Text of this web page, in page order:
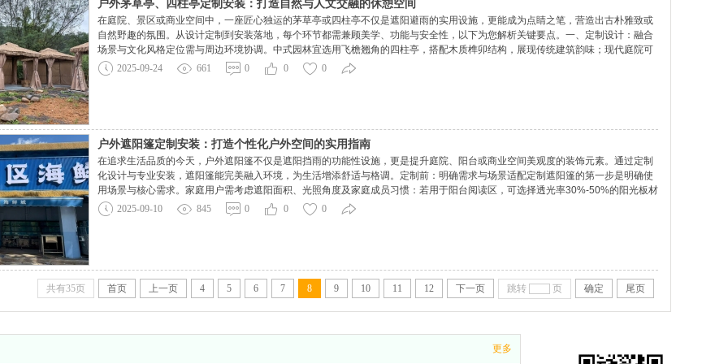
户外茅草亭、四柱亭定制安装：打造自然与人文交融的休憩空间
在庭院、景区或商业空间中，一座匠心独运的茅草亭或四柱亭不仅是遮阳避雨的实用设施，更能成为点睛之笔，营造出古朴雅致或
自然野趣的氛围。从设计定制到安装落地，每个环节都需兼顾美学、功能与安全性，以下为您解析关键要点。一、定制设计：融合
场景与文化风格定位需与周边环境协调。中式园林宜选用飞檐翘角的四柱亭，搭配木质榫卯结构，展现传统建筑韵味；现代庭院可
选择简约几何造型的茅草亭，以钢结构为骨架，搭配天然茅草或仿生材料，营造自然与工业风的碰撞。尺寸规划要依据使用场景：
庭院休闲亭直径建议3-4米，确保6-8人舒适围坐；
2025-09-24 661 0 0 0
户外遮阳篷定制安装：打造个性化户外空间的实用指南
在追求生活品质的今天，户外遮阳篷不仅是遮阳挡雨的功能性设施，更是提升庭院、阳台或商业空间美观度的装饰元素。通过定制
化设计与专业安装，遮阳篷能完美融入环境，为生活增添舒适与格调。定制前：明确需求与场景适配定制遮阳篷的第一步是明确使
用场景与核心需求。家庭用户需考虑遮阳面积、光照角度及家庭成员习惯：若用于阳台阅读区，可选择透光率30%-50%的阳光板材
质，既能过滤紫外线，又能保持光线柔和；若为庭院烧烤区设计，则需选择防水等级达IPX4以上的PVC涂层帆布，确保突遇小雨时
活动不受影响。商业场所如咖啡馆外摆区，可定制带
2025-09-10 845 0 0 0
共有35页 首页 上一页 4 5 6 7 8 9 10 11 12 下一页 跳转 页 确定 尾页
更多